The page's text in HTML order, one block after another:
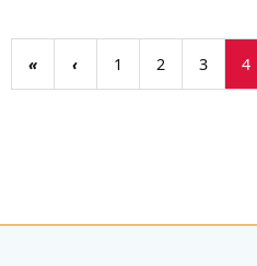
« ‹ 1 2 3 4